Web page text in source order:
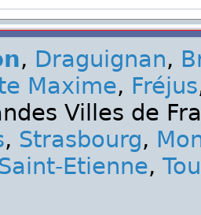
, Draguignan,
Maxime, Fréjus
Villes de
, Strasbourg,
Saint-Etienne,